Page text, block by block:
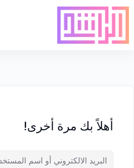
أهلاً بك مرة أخرى!